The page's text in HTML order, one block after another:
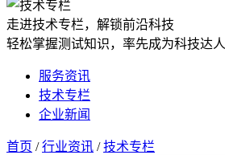
走进技术专栏，解锁前沿科技
轻松掌握测试知识，率先成为科技达人
服务资讯
技术专栏
企业新闻
首页 /行业资讯 /技术专栏